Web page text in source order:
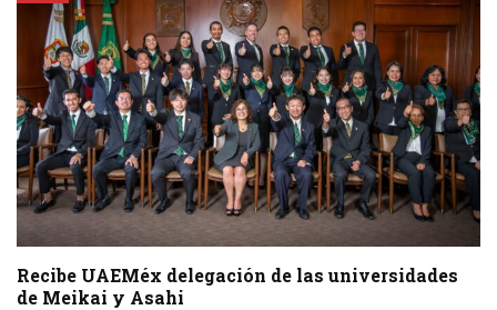
Recibe UAEMéx delegación de las universidades
de Meikai y Asahi